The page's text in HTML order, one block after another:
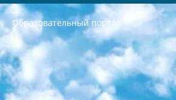
Образовательный портал
РЕСПУБЛИКА УЗБЕКИСТАН МИНИСТРЕРСТВО ДОШКОЛЬНОГО И ШКОЛЬНОГО ОБРАЗОВАНИЯ КОМАНДА в общеобразовательных учреждениях в 2023-2024 учебном году организация и проведение итоговой государственной аттестации обучающихся о Министра дошкольного и школьного образования Республики Узбекистан от 4 марта 2008 года (постановлением Минюста от 20 марта 2008 года № 1778 государственной регистрации) «Итоговое состояние учащихся общего среднего образования на основании положения об утверждении положения об аттестации общего среднего образования выпускной экзамен студентов в образовательных учреждениях в 2023-2024 учебном году В целях организации и прохождения аттестации приказываю: 1. Следующее: перечень предметов, по которым будет проводиться итоговая государственная аттестация и экзамен формы перевода согласно приложению 1; сертификаты международного образца, оценивающие уровень владения иностранными языками перечень согласно приложению 2; 2. Педагогический при специализированных образовательных учреждениях. научно-практический центр квалификации и международной оценки (Д.Давидова) 2024 г. До 25 марта: задания по предметам, по которым будет проводиться итоговая аттестация разработка и утверждение технических условий; итоговая аттестация на основании разработанного предметного задания разработка вопросов по предметам (устно и письменно), экзамен передача; общеобразовательные средние школы и специальные учебные заведения учащиеся выпускных классов школ и интернатов в агентской системе подготовка базы данных экзаменационных материалов и критериев оценки; перевод базы экзаменационных материалов на все языки обучения подать в Республиканский образовательный центр для изготовления; варианты экзаменов на основе разработанных контрольных материалов пусть будут поставлены задачи формирования. 3. Республиканский образовательный центр (Ш.Худайкулов) до 5 апреля 2024 года. до: база данных предоставленных экзаменационных материалов на все языки обучения перевод и экспертиза; для слепых, слабовидящих, глухих, слабослышащих и умственно отсталых детей учащиеся выпускных классов специализированных школ и школ-интернатов база данных экзаменационных материалов на всех преподаваемых языках подготовка критериев оценки; специализированные школы для умственно отсталых детей и технологии для учащихся выпускных классов школ-интернатов разработка соответствующих рекомендаций и критериев проведения ЕГЭ по естествознанию давать задания. 4. Педагогический при специализированных образовательных учреждениях. Научно-практический центр навыков и международной оценки (Д.Давидова), Республика образовательный центр (Худайкулов Ш.) итоговый государственный аттестационный экзамен ориентирован на творческое и логическое мышление при подготовке базы материалов учитывать введение заданий. 5. Следует отметить, что: сертификат государственного образца о знании общеобразовательного предмета и как минимум национальный уровень B1 по предметам на иностранных языках, указанным в Приложении 2. или международно признанный сертификат эквивалентного уровня студенты, изучающие определенный предмет, освобождаются от экзамена; по соответствующим предметам запланирована итоговая государственная аттестация за день до дня, путем жеребьевки Рабочей группой (в письменной форме по предметам, проводимым в форме) из числа сформированных вариантов выбрано 2 варианта; 2 выбранных варианта экзамена анонсированы на официальном сайте министерства и все выпускники по всей стране на основе этих вариантов проводит итоговую государственную аттестацию. 6. Государственное образование учащихся средних общеобразовательных учреждений. знания в соответствии с квалификационными требованиями, которые необходимо приобрести на основании стандартов итоговый (выпускной) контроль для 9 и 11 классов в целях тестирования Экзамены (далее – экзамены) состоят из предметов, перечисленных в приложении 1. будет сделано. 7. Экзамены пройдут с 26 мая по 15 июня 2024 г. (кроме науки физического воспитания). 8. Физическая для учащихся 9 классов общесредних образовательных учреждений. Экзамены по предмету «Образование, квалификация медицина» 1-6 мая 2024 года. сотрудники перевести под присмотр (с отклонениями в физическом или умственном развитии) специализированная школа для детей, школы-интернаты и со сколиозом школы-интернаты санаторного типа для больных детей исключены). 9. Он был слепым, слабовидящим и имел нарушения опорно-двигательного аппарата. экзамены в специализированных школах и интернатах для детей должны проводиться исходя из требований, предъявляемых к общеобразовательным учреждениям (физкультура кроме науки). 10. Специализированная школа для глухих и слабослышащих детей. и экзамены в интернатах и быть реализован в виде письменного теста по математике. 11. Специальность для умственно отсталых детей. Для 9 класса Родной язык и литературное письмо Государственный язык (язык обучения – узбекский). для неклассов) написано Математическое письмо Письменная/устная история Узбекистана Физическое воспитание практично Итоговый контроль Для 11 класса Написание родного языка и литературы (эссе) Математическое письмо Узбекский язык (обучение на узбекском языке) не посещающее общее среднее образование для учреждений)/Образовательное учреждение выбор письменный и устный Иностранный язык письменный/устный Письменная/устная история Узбекистана *По выбору студента:  Химия  Физика  Основы государственного права  География 10 бесплатных образовательных ресурсов - Мы составили подборку онлайн-проектов с интерактивными упражнениями, видеолекциями и статьями. Они помогут вам обрести новые и освежить старые знания бесплатно. 1. «ИНТУИТ» Старейшая образовательная площадка Рунета. Здесь вы найдёте сотни текстовых и видеокурсов на десятки различных тем — от программирования до психологии. Многие курсы подготовлены российскими университетами и крупными международными компаниями вроде Intel и Microsoft. Самостоятельное обучение бесплатное, но желающие могут оплатить услуги персональных наставников. 2. «Смартия» знакомит с актуальными профессиями и подсказывает, как им обучаться. Выбрав заинтересовавшую вас специальность — SMM-специалист, фотограф, веб-дизайнер или другую, — увидите список необходимых для неё умений. Чтобы вы могли освоить их самостоятельно, для каждого умения площадка отображает подборку ссылок на учебные материалы. Хотя «Смартия» ориентируется на русскоязычную аудиторию, часть контента всё же доступна только на английском. 3. «Лекторий Физтеха» Проект Московского физико-технического института (Физтеха). С его помощью вы можете смотреть онлайн серии лекций, записанные на видео в этом вузе. В числе доступных предметов — физика, биология, химия, информационные технологии и другие. К некоторым лекциям администрация ресурса прилагает готовые конспекты, которые можно скачивать в PDF-формате. 4. ITMOcourses Онлайн-площадка Санкт-Петербургского национального исследовательского университета информационных технологий, механики и оптики (ИТМО). Ресурс предоставляет свободный доступ к курсам, разработанным в этом вузе. Каталог материалов разбит на четыре категории: «Оптические системы и технологии», «Приборостроение и робототехника», «Информационные технологии» и «Биотехнологии». Курсы состоят из видеолекций, интерактивных демонстраций и заданий. 5. «КиберЛенинка» Электронная научная библиотека открытого доступа. Каталог площадки регулярно обрастает текстами статей из различных научных изданий. Сгруппированные по журналам и рубрикам публикации можно читать онлайн или скачивать целиком в PDF-формате. Проект нацелен на популяризацию науки за счёт открытого доступа к качественной информации. 6. «ПостНаука» На этом ресурсе публикуют подборки видеолекций, составленные экспертами из разных отраслей и объединённые общими темами. Среди них, к примеру, есть серии «Биоинформатика и геномика», «Культура средневековой Скандинавии» и Cinema Studies о теории кино. Каждая подборка лекций — логически связанная история, рассказанная экспертом от первого лица. Кроме того, на сайте появляются научно-образовательные статьи и тесты